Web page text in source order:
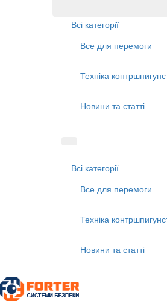
Всі категорії
Все для перемоги
Техніка
Новини та статті
Всі категорії
Все для перемоги
Техніка
Новини та статті